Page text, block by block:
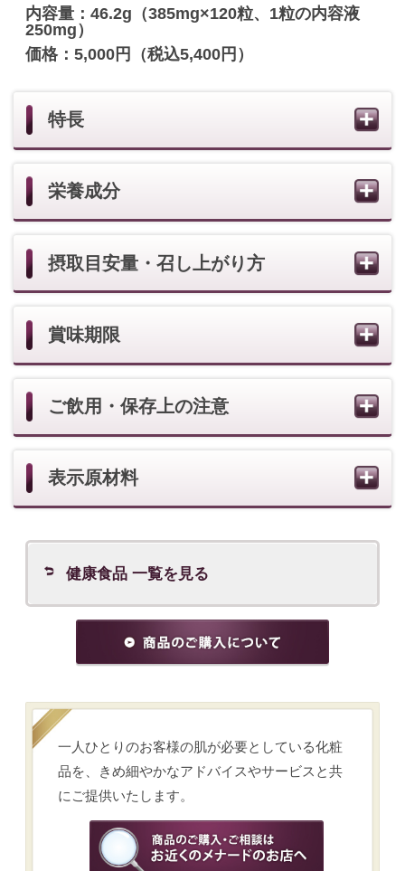
ご飲用・保存上の注意
健康食品 一覧を見る
一人ひとりのお客様の肌が必要としている化粧
品を、きめ細やかなアドバイスやサービスと共
カテゴリーから商品を探す
スキンケアの悩みから商品を探す
ご利用条件 SNS利用規約
個人情報の取扱い お問い合わせ